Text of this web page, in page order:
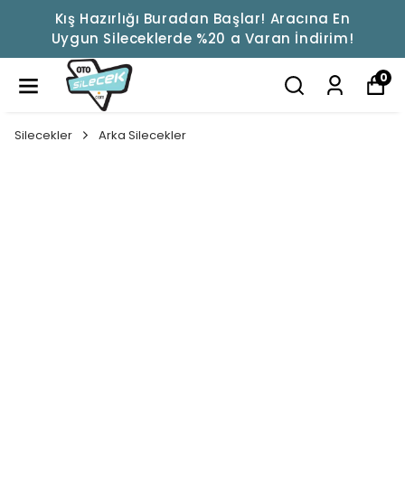
Kış Hazırlığı Buradan Başlar! Aracına En
Uygun Sileceklerde %20 a Varan İndirim!
0
Silecekler Arka Silecekler